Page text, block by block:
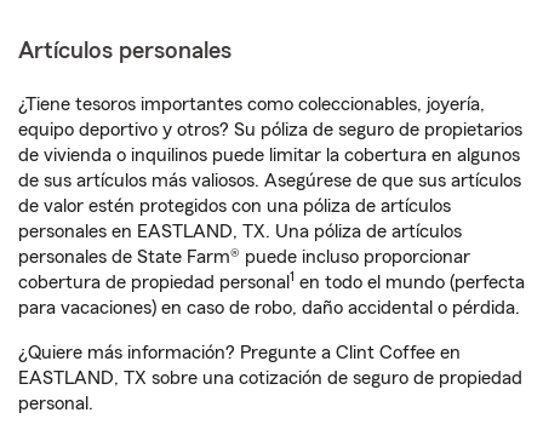
Artículos personales
¿Tiene tesoros importantes como coleccionables, joyería,
equipo deportivo y otros? Su póliza de seguro de propietarios
de vivienda o inquilinos puede limitar la cobertura en algunos
de sus artículos más valiosos. Asegúrese de que sus artículos
de valor estén protegidos con una póliza de artículos
personales en EASTLAND, TX. Una póliza de artículos
personales de State Farm® puede incluso proporcionar
cobertura de propiedad personal 1 en todo el mundo (perfecta
para vacaciones) en caso de robo, daño accidental o pérdida.
¿Quiere más información? Pregunte a Clint Coffee en
EASTLAND, TX sobre una cotización de seguro de propiedad
personal.